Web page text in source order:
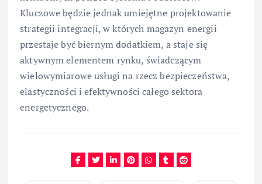
Kluczowe będzie jednak umiejętne projektowanie
strategii integracji, w których magazyn energii
przestaje być biernym dodatkiem, a staje się
aktywnym elementem rynku, świadczącym
wielowymiarowe usługi na rzecz bezpieczeństwa,
elastyczności i efektywności całego sektora
energetycznego.